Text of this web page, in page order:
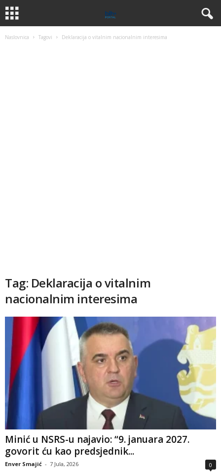
Naslovnica Tagovi Deklaracija o vitalnim nacionalnim interesima
Tag: Deklaracija o vitalnim
nacionalnim interesima
Minić u NSRS-u najavio: “9. januara 2027.
govorit ću kao predsjednik...
Enver Smajić - 7 Jula, 2026 0